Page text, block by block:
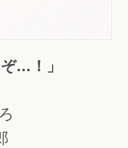
…！」